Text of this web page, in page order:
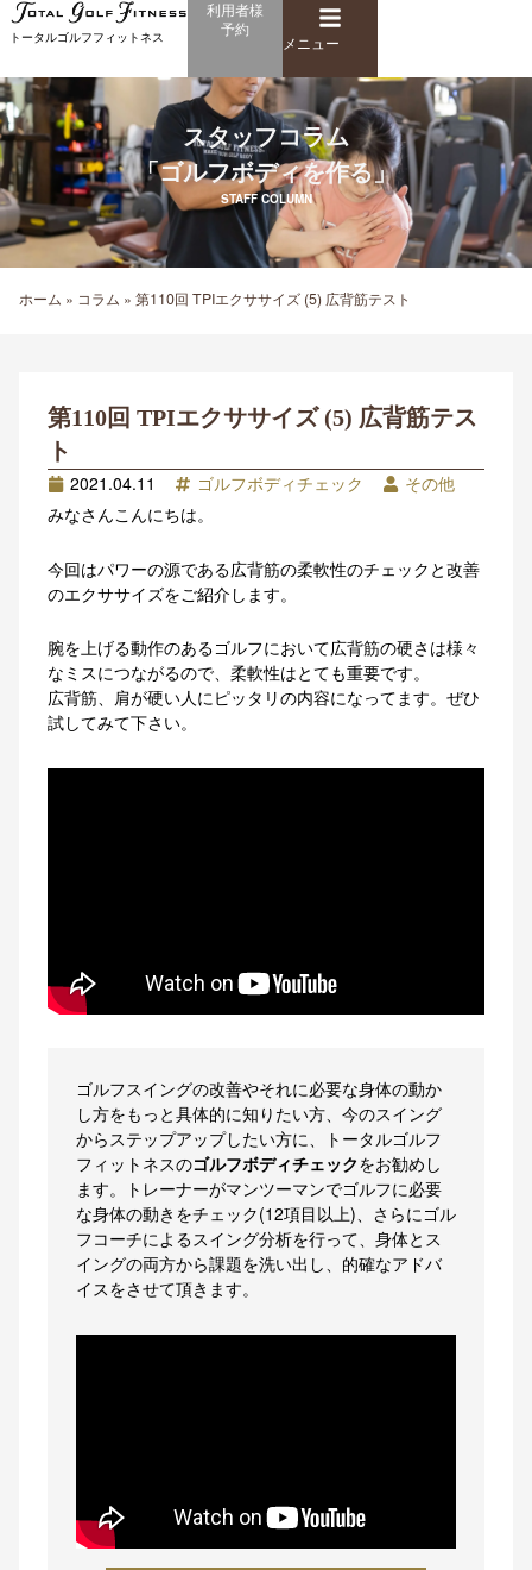
容
ス
キ
ッ
プ
トータルゴルフフィットネス
メ
ニ
ュ
ー
メニュー
利用者様
予約
スタッフコラム
「ゴルフボディを作る」
STAFF COLUMN
ホーム » コラム » 第110回 TPIエクササイズ (5) 広背筋テスト
第110回 TPIエクササイズ (5) 広背筋テス
ト
2021.04.11 ゴルフボディチェック
その他
みなさんこんにちは。
今回はパワーの源である広背筋の柔軟性のチェックと改善
のエクササイズをご紹介します。
腕を上げる動作のあるゴルフにおいて広背筋の硬さは様々
なミスにつながるので、柔軟性はとても重要です。
広背筋、肩が硬い人にピッタリの内容になってます。ぜひ
試してみて下さい。
ゴルフスイングの改善やそれに必要な身体の動か
し方をもっと具体的に知りたい方、今のスイング
からステップアップしたい方に、トータルゴルフ
フィットネスのゴルフボディチェックをお勧めし
ます。トレーナーがマンツーマンでゴルフに必要
な身体の動きをチェック(12項目以上)、さらにゴル
フコーチによるスイング分析を行って、身体とス
イングの両方から課題を洗い出し、的確なアドバ
イスをさせて頂きます。